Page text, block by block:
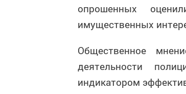
опрошенных
имущественных
Общественное
деятельности
индикатором